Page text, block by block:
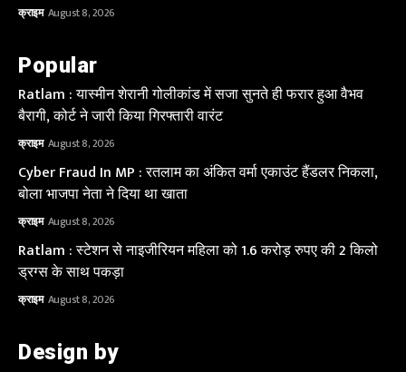
क्राइम August 8, 2026
Popular
Ratlam : यास्मीन शेरानी गोलीकांड में सजा सुनते ही फरार हुआ वैभव
बैरागी, कोर्ट ने जारी किया गिरफ्तारी वारंट
क्राइम August 8, 2026
Cyber Fraud In MP : रतलाम का अंकित वर्मा एकाउंट हैंडलर निकला,
बोला भाजपा नेता ने दिया था खाता
क्राइम August 8, 2026
Ratlam : स्टेशन से नाइजीरियन महिला को 1.6 करोड़ रुपए की 2 किलो
ड्रग्स के साथ पकड़ा
क्राइम August 8, 2026
Design by